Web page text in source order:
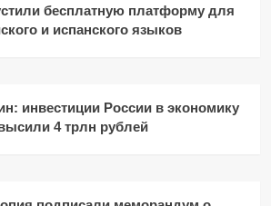
бесплатную платформу для
и испанского языков
инвестиции России в экономику
4 трлн рублей